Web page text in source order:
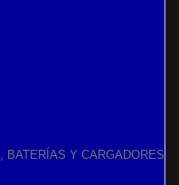
BATERÍAS Y CARGADORES